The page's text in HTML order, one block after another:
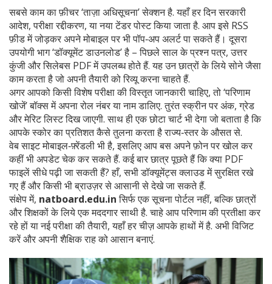
सबसे काम का फ़ीचर ‘ताज़ा अधिसूचना’ सेक्शन है. यहाँ हर दिन सरकारी
आदेश, परीक्षा रद्दीकरण, या नया टेंडर पोस्ट किया जाता है. आप इसे RSS
फ़ीड में जोड़कर अपने मोबाइल पर भी पॉप‑अप अलर्ट पा सकते हैं। दूसरा
उपयोगी भाग ‘डॉक्यूमेंट डाउनलोड’ है – पिछले साल के प्रश्न पत्र, उत्तर
कुंजी और सिलेबस PDF में उपलब्ध होते हैं. यह उन छात्रों के लिये सोने जैसा
काम करता है जो अपनी तैयारी को रिव्यू करना चाहते हैं.
अगर आपको किसी विशेष परीक्षा की विस्तृत जानकारी चाहिए, तो ‘परिणाम
खोजें’ बॉक्स में अपना रोल नंबर या नाम डालिए. तुरंत स्क्रीन पर अंक, ग्रेड
और मेरिट लिस्ट दिख जाएगी. साथ ही एक छोटा चार्ट भी देगा जो बताता है कि
आपके स्कोर का प्रतिशत कैसे तुलना करता है राज्य‑स्तर के औसत से.
वेब साइट मोबाइल‑फ़्रेंडली भी है, इसलिए आप बस अपने फ़ोन पर खोल कर
कहीं भी अपडेट चेक कर सकते हैं. कई बार छात्र पूछते हैं कि क्या PDF
फाइलें सीधे पढ़ी जा सकती हैं? हाँ, सभी डॉक्यूमेंट्स क्लाउड में सुरक्षित रखे
गए हैं और किसी भी ब्राउज़र से आसानी से देखे जा सकते हैं.
संक्षेप में, natboard.edu.inसिर्फ एक सूचना पोर्टल नहीं, बल्कि छात्रों
और शिक्षकों के लिये एक मददगार साथी है. चाहे आप परिणाम की प्रतीक्षा कर
रहे हों या नई परीक्षा की तैयारी, यहाँ हर चीज़ आपके हाथों में है. अभी विजिट
करें और अपनी शैक्षिक राह को आसान बनाएं.